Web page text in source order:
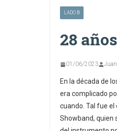
LADO B
28
01/06/2023
En la década de
era complicado
cuando. Tal fue
Showband, quien